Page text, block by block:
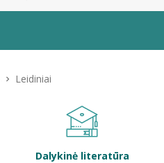
Leidiniai
Dalykinė literatūra